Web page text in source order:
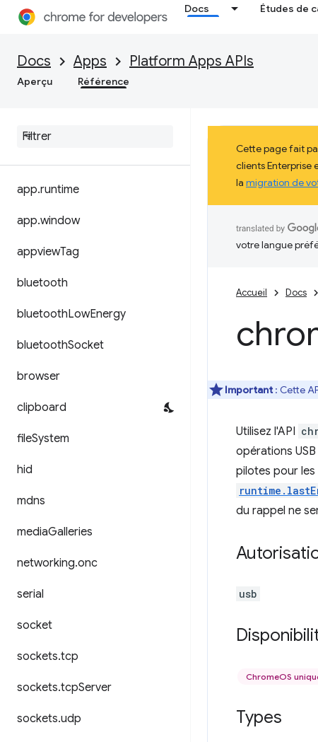
Docs Études de
Docs Apps Platform Apps APIs
Aperçu Référence
app.runtime
app.window
appviewTag
bluetooth
bluetoothLowEnergy
bluetoothSocket
browser
clipboard
fileSystem
hid
mdns
mediaGalleries
networking.onc
serial
socket
sockets.tcp
sockets.tcpServer
sockets.udp
Cette page fait
clients Enterprise
la migration de
votre langue
Accueil Docs
Important : Cette
Utilisez l'API
opérations
pilotes pour
du rappel ne
usb
ChromeOS
Types